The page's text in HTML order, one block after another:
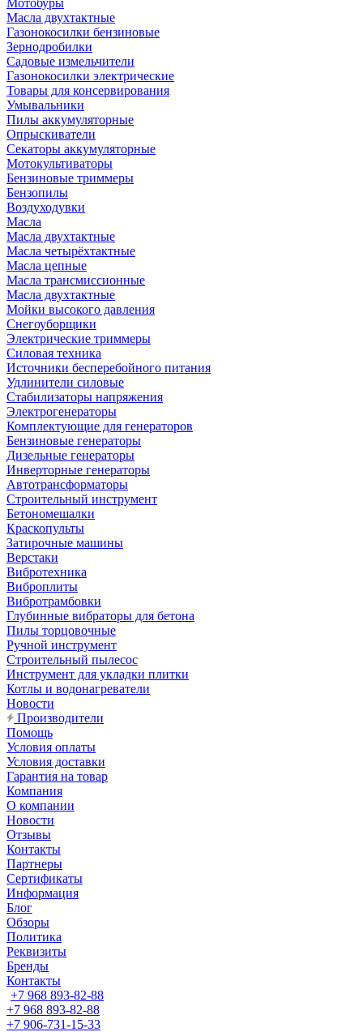
Мотобуры
Масла двухтактные
Газонокосилки бензиновые
Зернодробилки
Садовые измельчители
Газонокосилки электрические
Товары для консервирования
Умывальники
Пилы аккумуляторные
Опрыскиватели
Секаторы аккумуляторные
Мотокультиваторы
Бензиновые триммеры
Бензопилы
Воздуходувки
Масла
Масла двухтактные
Масла четырёхтактные
Масла цепные
Масла трансмиссионные
Масла двухтактные
Мойки высокого давления
Снегоуборщики
Электрические триммеры
Силовая техника
Источники бесперебойного питания
Удлинители силовые
Стабилизаторы напряжения
Электрогенераторы
Комплектующие для генераторов
Бензиновые генераторы
Дизельные генераторы
Инверторные генераторы
Автотрансформаторы
Строительный инструмент
Бетономешалки
Краскопульты
Затирочные машины
Верстаки
Вибротехника
Виброплиты
Вибротрамбовки
Глубинные вибраторы для бетона
Пилы торцовочные
Ручной инструмент
Строительный пылесос
Инструмент для укладки плитки
Котлы и водонагреватели
Новости
Производители
Помощь
Условия оплаты
Условия доставки
Гарантия на товар
Компания
О компании
Новости
Отзывы
Контакты
Партнеры
Сертификаты
Информация
Блог
Обзоры
Политика
Реквизиты
Бренды
Контакты
+7 968 893-82-88
+7 968 893-82-88
+7 906-731-15-33